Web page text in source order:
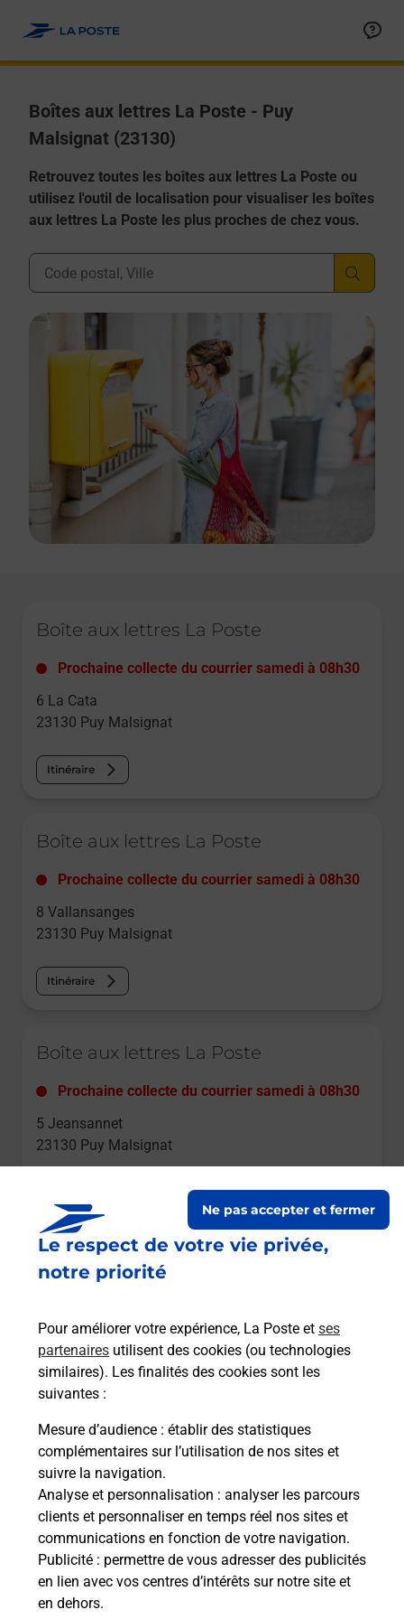
Le respect de votre vie privée,
notre priorité
Pour améliorer votre expérience, La Poste et ses
partenaires utilisent des cookies (ou technologies
similaires). Les finalités des cookies sont les
suivantes :
Mesure d’audience : établir des statistiques
complémentaires sur l’utilisation de nos sites et
suivre la navigation.
Analyse et personnalisation : analyser les parcours
clients et personnaliser en temps réel nos sites et
communications en fonction de votre navigation.
Publicité : permettre de vous adresser des publicités
en lien avec vos centres d’intérêts sur notre site et
en dehors.
Ne pas accepter et fermer
Boîtes aux lettres La Poste - Puy
Malsignat (23130)
Retrouvez toutes les boîtes aux lettres La Poste ou
utilisez l'outil de localisation pour visualiser les boîtes
aux lettres La Poste les plus proches de chez vous.
Ville, Département, Code Postal
Boîte aux lettres La Poste
Prochaine collecte du courrier samedi à 08h30
6 La Cata
23130 Puy Malsignat
Itinéraire
Boîte aux lettres La Poste
Prochaine collecte du courrier samedi à 08h30
8 Vallansanges
23130 Puy Malsignat
Itinéraire
Boîte aux lettres La Poste
Prochaine collecte du courrier samedi à 08h30
5 Jeansannet
23130 Puy Malsignat
Boîte aux lettres La Poste
11 Rue Principale
23130 Puy Malsignat
Le lien s'ouvre dans un nouvel onglet
Boîte aux lettres La Poste
Prochaine collecte du courriersamedi à 08h30
17 La Seillade
23130 Puy Malsignat
Le lien s'ouvre dans un nouvel onglet